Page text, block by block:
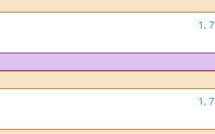
1, 7
1, 7